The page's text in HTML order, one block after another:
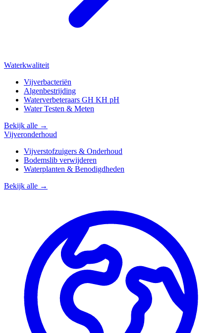
Waterkwaliteit
Vijverbacteriën
Algenbestrijding
Waterverbeteraars GH KH pH
Water Testen & Meten
Bekijk alle →
Vijveronderhoud
Vijverstofzuigers & Onderhoud
Bodemslib verwijderen
Waterplanten & Benodigdheden
Bekijk alle →